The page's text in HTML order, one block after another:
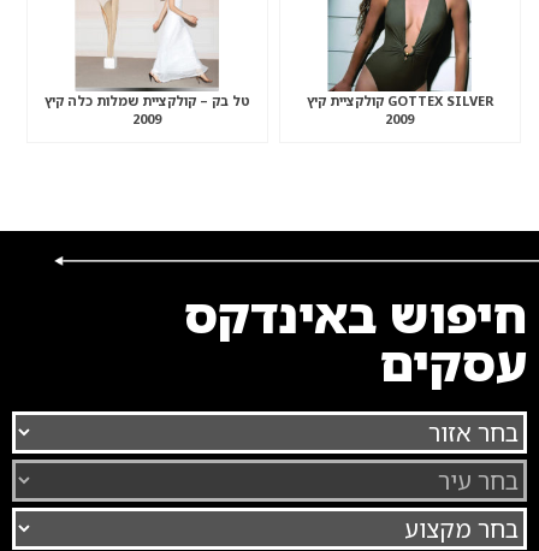
GOTTEX SILVER קולקציית קיץ
2009
טל בק – קולקציית שמלות כלה קיץ
2009
חיפוש באינדקס
עסקים